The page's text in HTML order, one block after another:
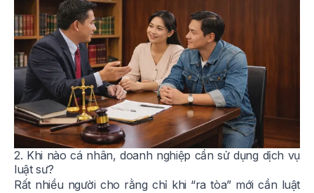
2. Khi nào cá nhân, doanh nghiệp cần sử dụng dịch vụ
luật sư?
Rất nhiều người cho rằng chỉ khi “ra tòa” mới cần luật